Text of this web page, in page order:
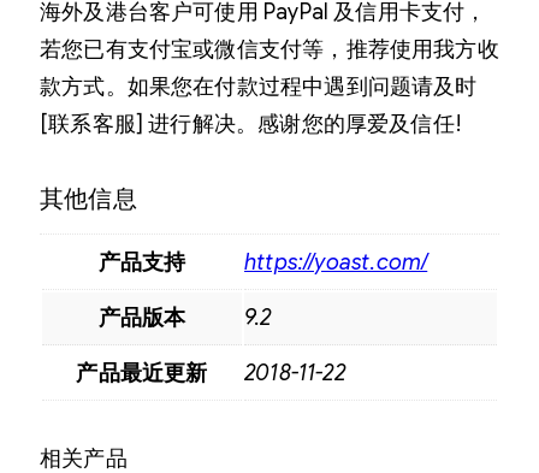
海外及港台客户可使用 PayPal 及信用卡支付，
若您已有支付宝或微信支付等，推荐使用我方收
款方式。如果您在付款过程中遇到问题请及时
[联系客服] 进行解决。感谢您的厚爱及信任!
其他信息
产品支持 https://yoast.com/
产品版本 9.2
产品最近更新 2018-11-22
相关产品